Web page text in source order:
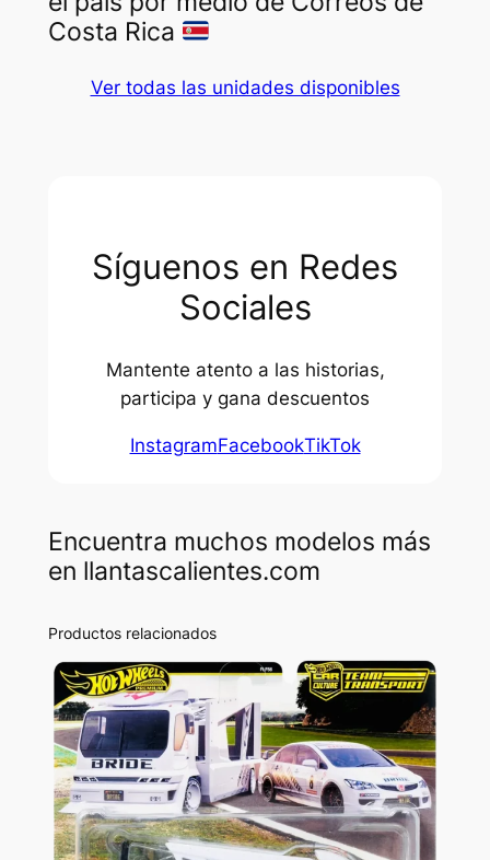
Costa Rica
Ver todas las unidades disponibles
Síguenos en Redes
Sociales
Mantente atento a las historias,
participa y gana descuentos
InstagramFacebookTikTok
Encuentra muchos modelos más
en llantascalientes.com
Productos relacionados